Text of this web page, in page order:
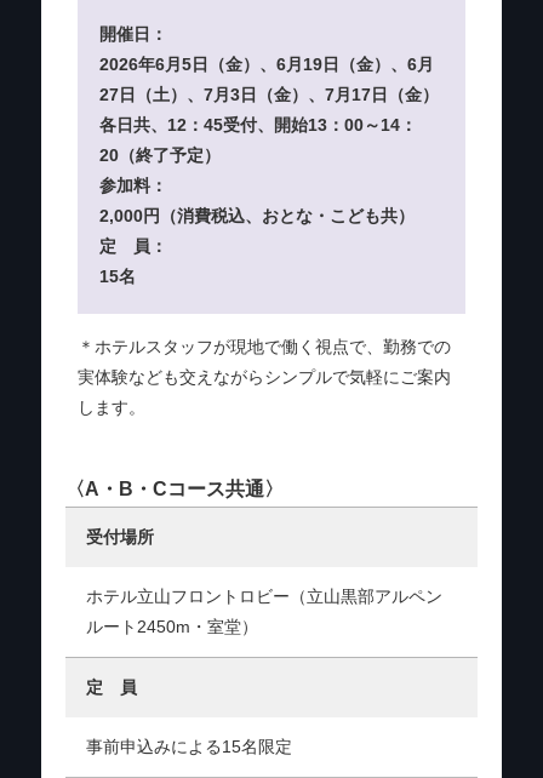
開催日：
2026年6月5日（金）、6月19日（金）、6月
27日（土）、7月3日（金）、7月17日（金）
各日共、12：45受付、開始13：00～14：
20（終了予定）
参加料：
2,000円（消費税込、おとな・こども共）
定 員：
15名
＊ホテルスタッフが現地で働く視点で、勤務での
実体験なども交えながらシンプルで気軽にご案内
します。
〈A・B・Cコース共通〉
受付場所
ホテル立山フロントロビー（立山黒部アルペン
ルート2450m・室堂）
定 員
事前申込みによる15名限定